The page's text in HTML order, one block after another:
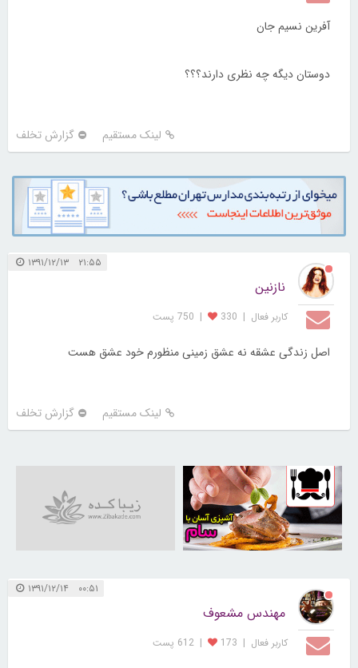
آفرین نسیم جان
دوستان دیگه چه نظری دارند؟؟؟
لینک مستقیم گزارش تخلف
۲۱:۵۵ ۱۳۹۱/۱۲/۱۳
نازنین
کاربر فعال |
330
| 750 پست
اصل زندگی عشقه نه عشق زمینی منظورم خود عشق هست
لینک مستقیم گزارش تخلف
30258257
۰۰:۵۱ ۱۳۹۱/۱۲/۱۴
مهندس مشعوف
کاربر فعال |
173
| 612 پست